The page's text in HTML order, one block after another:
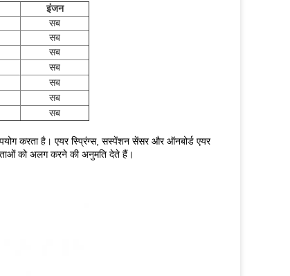
इंजन
सब
सब
सब
सब
सब
सब
सब
करता है। एयर स्प्रिंग्स, सस्पेंशन सेंसर और ऑनबोर्ड एयर
को अलग करने की अनुमति देते हैं।